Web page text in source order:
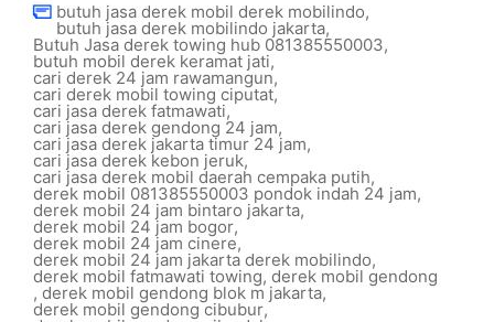
butuh jasa derek mobil derek mobilindo,
butuh jasa derek mobilindo jakarta,
Butuh Jasa derek towing hub 081385550003,
butuh mobil derek keramat jati,
cari derek 24 jam rawamangun,
cari derek mobil towing ciputat,
cari jasa derek fatmawati,
cari jasa derek gendong 24 jam,
cari jasa derek jakarta timur 24 jam,
cari jasa derek kebon jeruk,
cari jasa derek mobil daerah cempaka putih,
derek mobil 081385550003 pondok indah 24 jam,
derek mobil 24 jam bintaro jakarta,
derek mobil 24 jam bogor,
derek mobil 24 jam cinere,
derek mobil 24 jam jakarta derek mobilindo,
derek mobil fatmawati towing, derek mobil gendong
, derek mobil gendong blok m jakarta,
derek mobil gendong cibubur,